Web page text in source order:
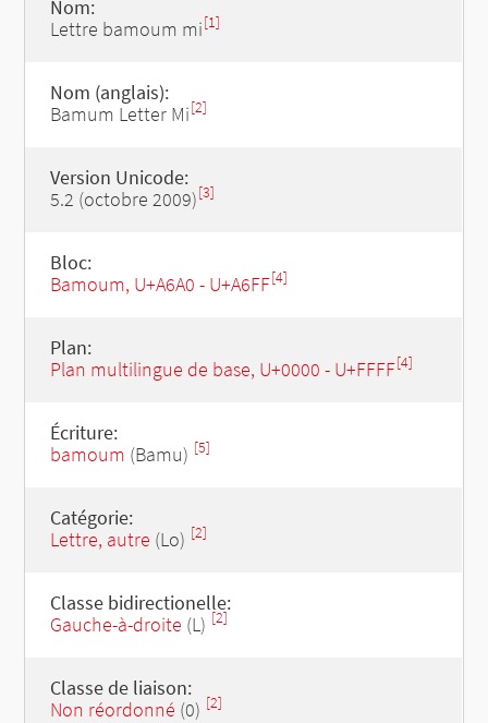
Nom:
Lettre bamoum mi[1]
Nom (anglais):
Bamum Letter Mi[2]
Version Unicode:
5.2 (octobre 2009)[3]
Bloc:
Bamoum, U+A6A0 - U+A6FF[4]
Plan:
Plan multilingue de base, U+0000 - U+FFFF[4]
Écriture:
bamoum (Bamu) [5]
Catégorie:
Lettre, autre (Lo) [2]
Classe bidirectionelle:
Gauche-à-droite (L) [2]
Classe de liaison:
Non réordonné (0) [2]